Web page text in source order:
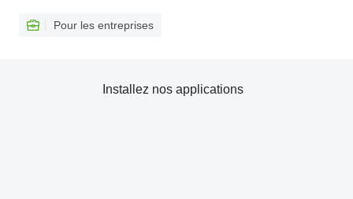
Pour les entreprises
Installez nos applications